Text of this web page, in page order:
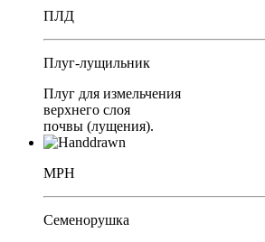
ПЛД
Плуг-лущильник
Плуг для измельчения
верхнего слоя
почвы (лущения).
МРН
Семенорушка